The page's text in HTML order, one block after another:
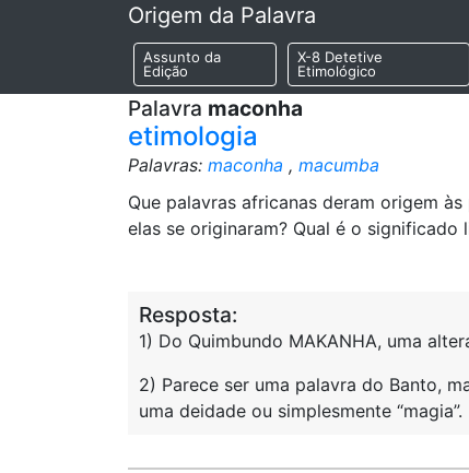
Origem da Palavra
Assunto da
Edição
X-8 Detetive
Etimológico
Palavra maconha
etimologia
Palavras: maconha , macumba
Que palavras africanas deram origem
elas se originaram? Qual é o significado
Resposta:
1) Do Quimbundo MAKANHA, uma
2) Parece ser uma palavra do Banto,
uma deidade ou simplesmente “magia”.